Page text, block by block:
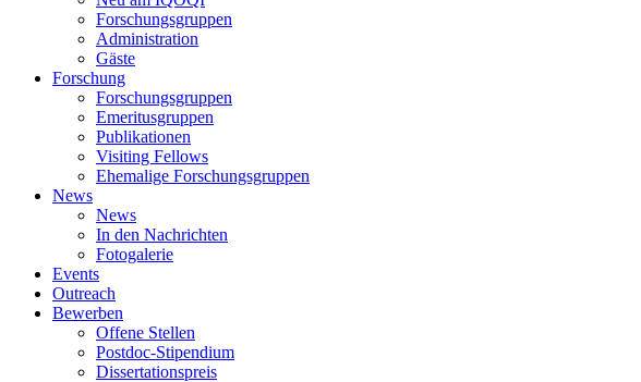
Forschungsgruppen
Administration
Gäste
Forschung
Forschungsgruppen
Emeritusgruppen
Publikationen
Visiting Fellows
Ehemalige Forschungsgruppen
News
News
In den Nachrichten
Fotogalerie
Events
Outreach
Bewerben
Offene Stellen
Postdoc-Stipendium
Dissertationspreis